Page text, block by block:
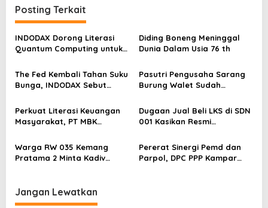
a
s
i
o
s
Posting Terkait
INDODAX Dorong Literasi
Quantum Computing untuk
Blockchain
Diding Boneng Meninggal
Dunia Dalam Usia 76 th
The Fed Kembali Tahan Suku
Bunga, INDODAX Sebut
Sentimen Pasar
Pasutri Pengusaha Sarang
Burung Walet Sudah
Pelapor Desak Polda Jambi
Segera Lakukan Penahanan
Perkuat Literasi Keuangan
Masyarakat, PT MBK
Karpet Masjid di Pakuhaji
Dugaan Jual Beli LKS di SDN
001 Kasikan Resmi
Kampar, Pemred – Pimum
Metroterkini.id Desak Usut
Kasus Ini
Warga RW 035 Kemang
Pratama 2 Minta Kadiv
Metro Bekasi Kota
Pererat Sinergi Pemd dan
Parpol, DPC PPP Kampar
Jangan Lewatkan